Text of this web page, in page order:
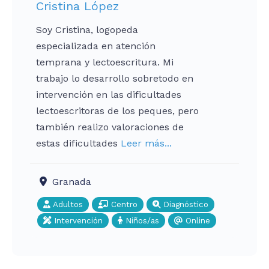
Cristina López
Soy Cristina, logopeda
especializada en atención
temprana y lectoescritura. Mi
trabajo lo desarrollo sobretodo en
intervención en las dificultades
lectoescritoras de los peques, pero
también realizo valoraciones de
estas dificultades Leer más...
Granada
Adultos Centro
Diagnóstico
Intervención
Niños/as Online